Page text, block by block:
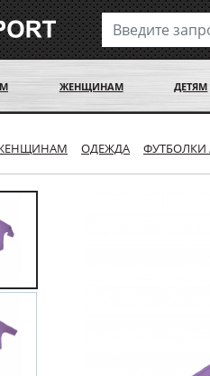
ЖЕНЩИНАМ ДЕТЯМ
ОДЕЖДА